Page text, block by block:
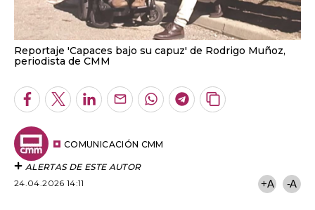
Reportaje 'Capaces bajo su capuz' de Rodrigo Muñoz,
periodista de CMM
Facebook
TwitterLinkedInEnviarWhatsapp
Telegram
Copiar
COMUNICACIÓN CMM
ALERTAS DE ESTE AUTOR
24.04.2026 14:11
+A -A